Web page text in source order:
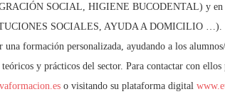
SOCIAL, HIGIENE BUCODENTAL) y en
SOCIALES, AYUDA A DOMICILIO …).
una formación personalizada, ayudando a los
y prácticos del sector. Para contactar con ellos
o visitando su plataforma digital